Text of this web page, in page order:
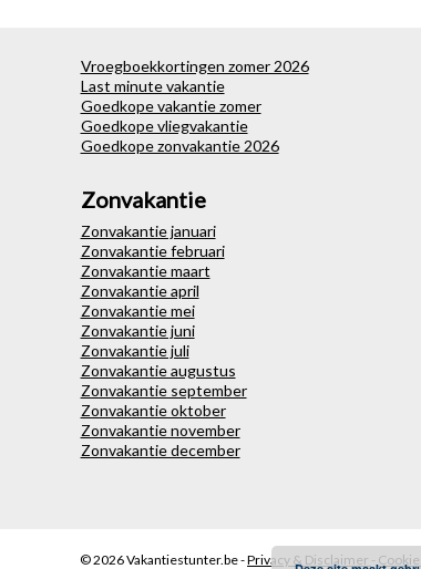
Vroegboekkortingen zomer 2026
Last minute vakantie
Goedkope vakantie zomer
Goedkope vliegvakantie
Goedkope zonvakantie 2026
Zonvakantie
Zonvakantie januari
Zonvakantie februari
Zonvakantie maart
Zonvakantie april
Zonvakantie mei
Zonvakantie juni
Zonvakantie juli
Zonvakantie augustus
Zonvakantie september
Zonvakantie oktober
Zonvakantie november
Zonvakantie december
© 2026Vakantiestunter.be -Privacy & Disclaimer -